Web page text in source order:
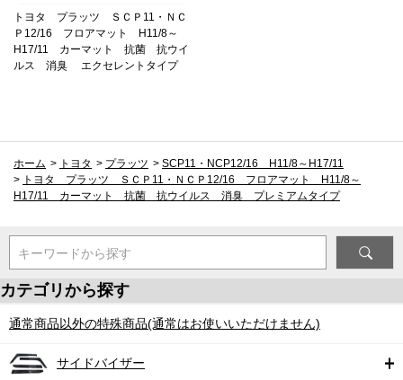
トヨタ プラッツ ＳＣＰ11・ＮＣ
Ｐ12/16 フロアマット H11/8～
H17/11 カーマット 抗菌 抗ウイ
ルス 消臭 エクセレントタイプ
ホーム > トヨタ > プラッツ > SCP11・NCP12/16 H11/8～H17/11
> トヨタ プラッツ ＳＣＰ11・ＮＣＰ12/16 フロアマット H11/8～
H17/11 カーマット 抗菌 抗ウイルス 消臭 プレミアムタイプ
キーワードから探す
カテゴリから探す
通常商品以外の特殊商品(通常はお使いいただけません)
サイドバイザー